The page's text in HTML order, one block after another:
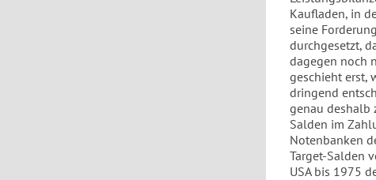
Kaufladen, in
seine
durchgesetzt,
dagegen noch
geschieht erst,
dringend
genau deshalb
Salden im
Notenbanken
Target-Salden
USA bis 1975